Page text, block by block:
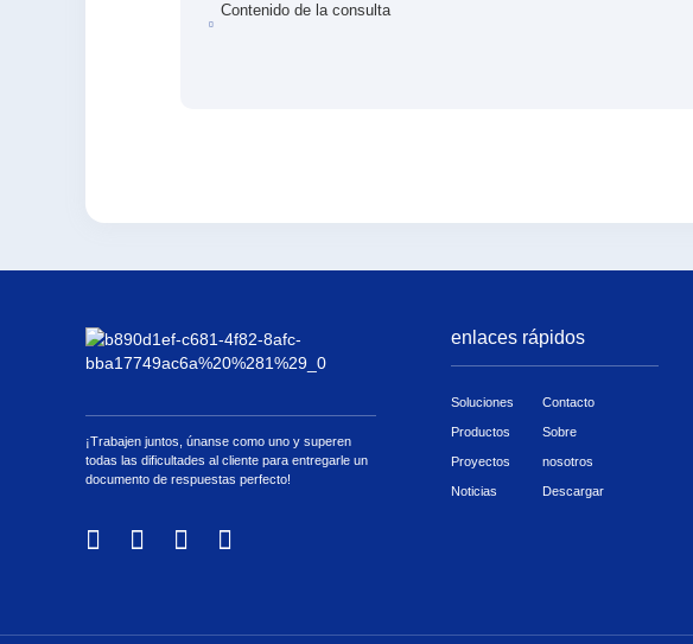
Contenido de la consulta
¡Trabajen juntos, únanse como uno y superen
todas las dificultades al cliente para entregarle un
documento de respuestas perfecto!
enlaces rápidos
Soluciones
Productos
Proyectos
Noticias
Contacto
Sobre
nosotros
Descargar